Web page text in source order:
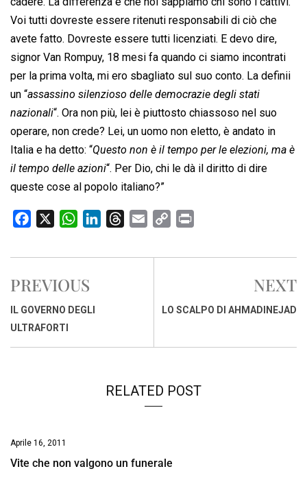
Voi tutti dovreste essere ritenuti responsabili di ciò che
avete fatto. Dovreste essere tutti licenziati. E devo dire,
signor Van Rompuy, 18 mesi fa quando ci siamo incontrati
per la prima volta, mi ero sbagliato sul suo conto. La definii
un “assassino silenzioso delle democrazie degli stati
nazionali“. Ora non più, lei è piuttosto chiassoso nel suo
operare, non crede? Lei, un uomo non eletto, è andato in
Italia e ha detto: “Questo non è il tempo per le elezioni, ma è
il tempo delle azioni“. Per Dio, chi le dà il diritto di dire
queste cose al popolo italiano?”
c
b
o
o
W
a
s
A
n
r
a
p
i
i
PREVIOUS
IL GOVERNO DEGLI
ULTRAFORTI
NEXT
LO SCALPO DI AHMADINEJAD
RELATED POST
Aprile 16, 2011
Vite che non valgono un funerale